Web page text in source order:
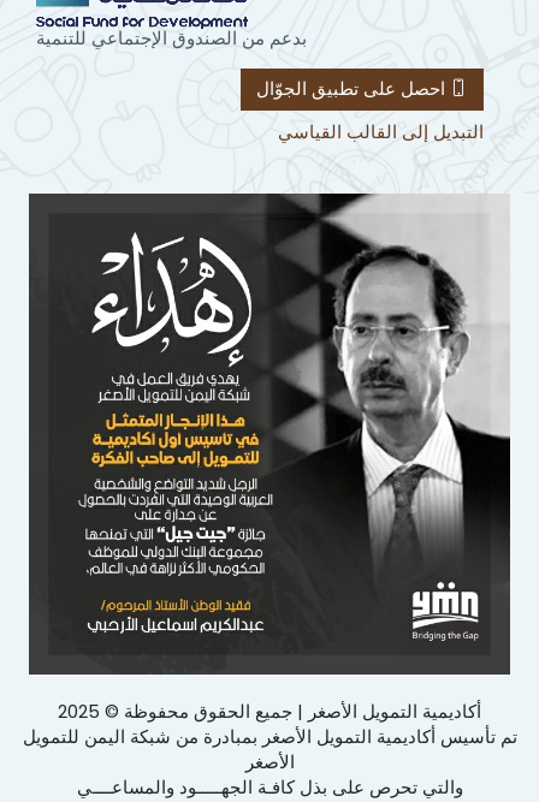
بدعم من الصندوق الإجتماعي للتنمية
احصل على تطبيق الجوّال
التبديل إلى القالب القياسي
أكاديمية التمويل الأصغر | جميع الحقوق محفوظة © 2025
تم تأسيس أكاديمية التمويل الأصغر بمبادرة من شبكة اليمن للتمويل
الأصغر
والتي تحرص على بذل كافـة الجهـــــود والمساعــــي